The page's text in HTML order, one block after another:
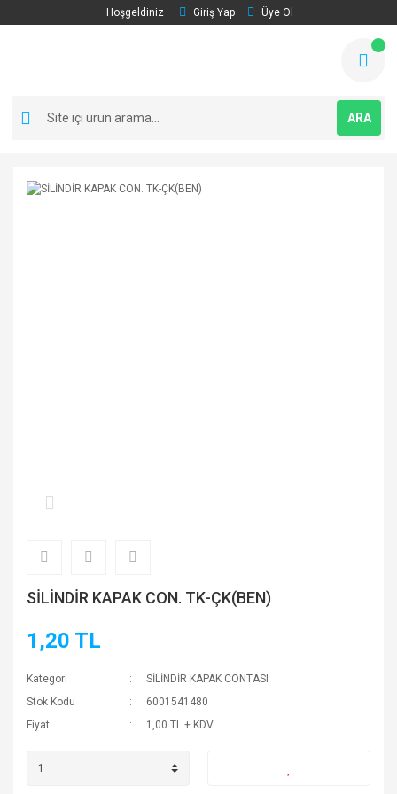
Hoşgeldiniz Giriş Yap Üye Ol
ARA
SİLİNDİR KAPAK CON. TK-ÇK(BEN)
1,20 TL
Kategori
SİLİNDİR KAPAK CONTASI
Stok Kodu
6001541480
Fiyat
1,00 TL + KDV